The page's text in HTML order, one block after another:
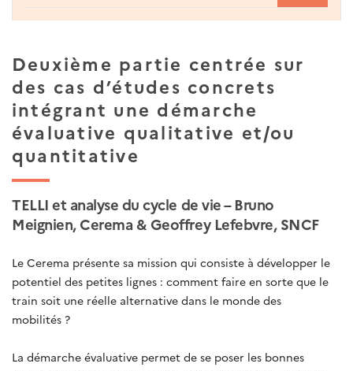
Deuxième partie centrée sur
des cas d’études concrets
intégrant une démarche
évaluative qualitative et/ou
quantitative
TELLI et analyse du cycle de vie – Bruno
Meignien, Cerema & Geoffrey Lefebvre, SNCF
Le Cerema présente sa mission qui consiste à développer le
potentiel des petites lignes : comment faire en sorte que le
train soit une réelle alternative dans le monde des
mobilités ?
La démarche évaluative permet de se poser les bonnes